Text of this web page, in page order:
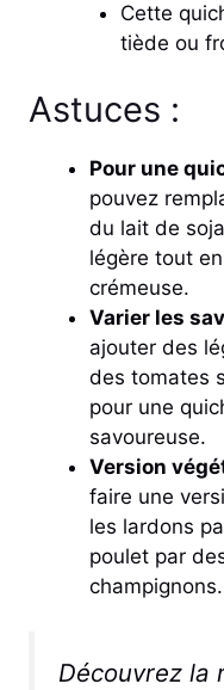
Cette
tiède ou
Astuces :
Pour une
pouvez
du lait de
légère tout
crémeuse.
Varier les
ajouter des
des tomates
pour une
savoureuse.
Version
faire une
les lardons
poulet par
champignons.
Découvrez la